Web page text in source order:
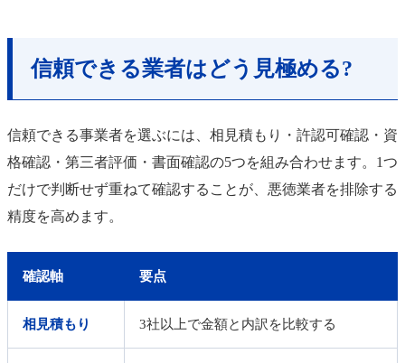
信頼できる業者はどう見極める?
信頼できる事業者を選ぶには、相見積もり・許認可確認・資
格確認・第三者評価・書面確認の5つを組み合わせます。1つ
だけで判断せず重ねて確認することが、悪徳業者を排除する
精度を高めます。
確認軸 要点
相見積もり 3社以上で金額と内訳を比較する